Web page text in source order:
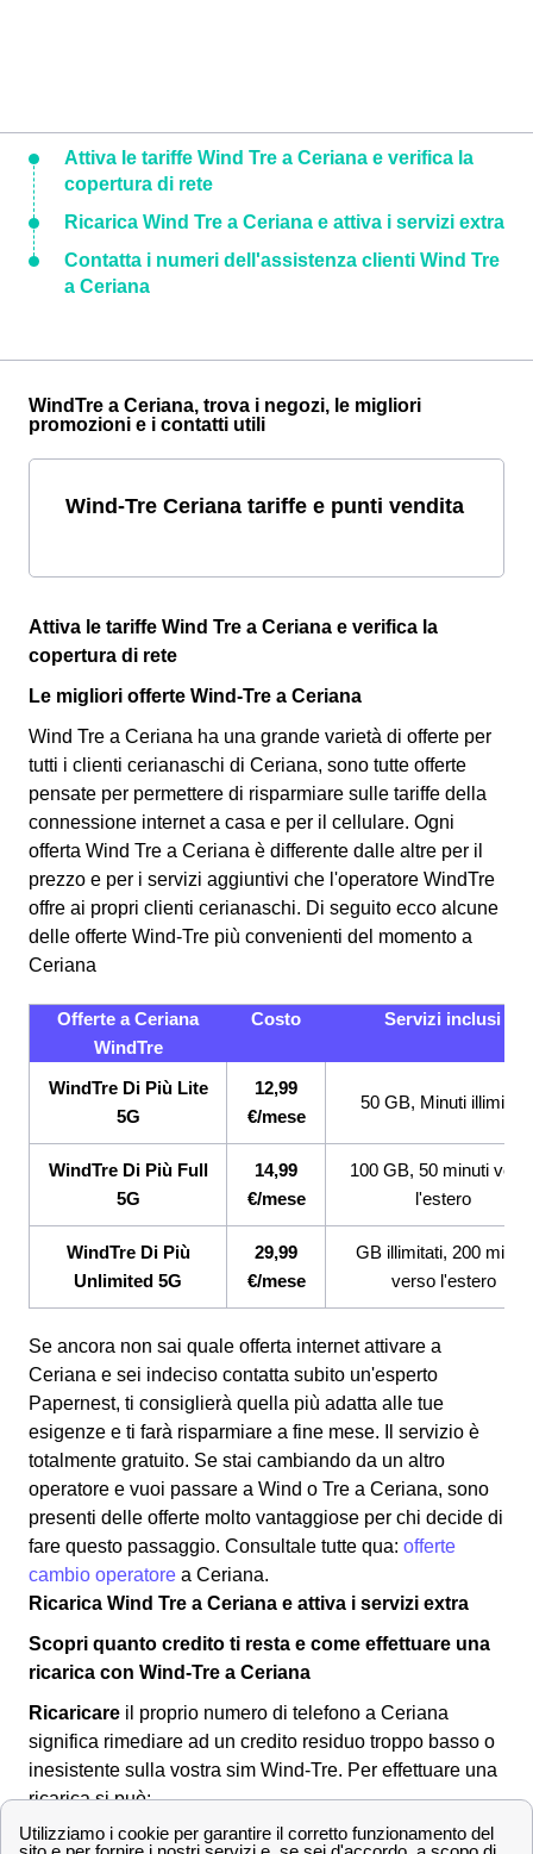
Attiva le tariffe Wind Tre a Ceriana e verifica la
copertura di rete
Ricarica Wind Tre a Ceriana e attiva i servizi extra
Contatta i numeri dell'assistenza clienti Wind Tre
a Ceriana
WindTre a Ceriana, trova i negozi, le migliori
promozioni e i contatti utili
Wind-Tre Ceriana tariffe e punti vendita
Attiva le tariffe Wind Tre a Ceriana e verifica la
copertura di rete
Le migliori offerte Wind-Tre a Ceriana
Wind Tre a Ceriana ha una grande varietà di offerte per
tutti i clienti cerianaschi di Ceriana, sono tutte offerte
pensate per permettere di risparmiare sulle tariffe della
connessione internet a casa e per il cellulare. Ogni
offerta Wind Tre a Ceriana è differente dalle altre per il
prezzo e per i servizi aggiuntivi che l'operatore WindTre
offre ai propri clienti cerianaschi. Di seguito ecco alcune
delle offerte Wind-Tre più convenienti del momento a
Ceriana
Offerte a Ceriana
WindTre
Costo Servizi inclusi
WindTre Di Più Lite
5G
12,99
€/mese
50 GB, Minuti illimitati
WindTre Di Più Full
5G
14,99
€/mese
100 GB, 50 minuti
l'estero
WindTre Di Più
Unlimited 5G
29,99
€/mese
GB illimitati, 200 minuti
verso l'estero
Se ancora non sai quale offerta internet attivare a
Ceriana e sei indeciso contatta subito un'esperto
Papernest, ti consiglierà quella più adatta alle tue
esigenze e ti farà risparmiare a fine mese. Il servizio è
totalmente gratuito. Se stai cambiando da un altro
operatore e vuoi passare a Wind o Tre a Ceriana, sono
presenti delle offerte molto vantaggiose per chi decide di
fare questo passaggio. Consultale tutte qua: offerte
cambio operatore a Ceriana.
Ricarica Wind Tre a Ceriana e attiva i servizi extra
Scopri quanto credito ti resta e come effettuare una
ricarica con Wind-Tre a Ceriana
Ricaricare il proprio numero di telefono a Ceriana
significa rimediare ad un credito residuo troppo basso o
inesistente sulla vostra sim Wind-Tre. Per effettuare una
ricarica si può: